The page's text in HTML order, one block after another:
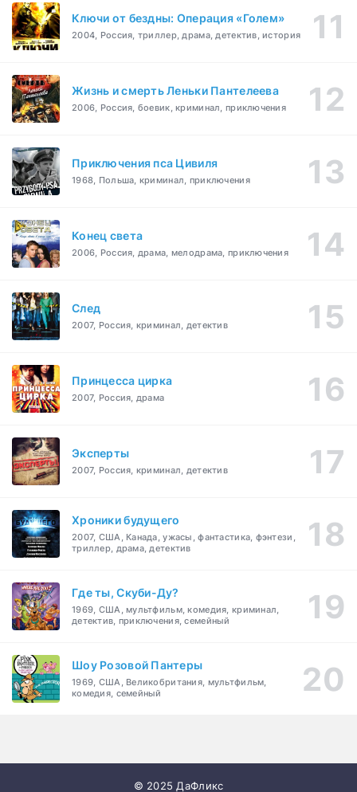
Ключи от бездны: Операция «Голем»
2004, Россия, триллер, драма, детектив, история
Жизнь и смерть Леньки Пантелеева
2006, Россия, боевик, криминал, приключения
Приключения пса Цивиля
1968, Польша, криминал, приключения
Конец света
2006, Россия, драма, мелодрама, приключения
След
2007, Россия, криминал, детектив
Принцесса цирка
2007, Россия, драма
Эксперты
2007, Россия, криминал, детектив
Хроники будущего
2007, США, Канада, ужасы, фантастика, фэнтези,
триллер, драма, детектив
Где ты, Скуби-Ду?
1969, США, мультфильм, комедия, криминал,
детектив, приключения, семейный
Шоу Розовой Пантеры
1969, США, Великобритания, мультфильм,
комедия, семейный
© 2025 ДаФликс